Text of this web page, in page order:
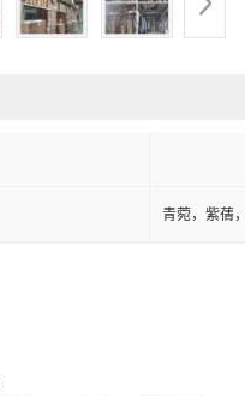
青菀，紫蒨